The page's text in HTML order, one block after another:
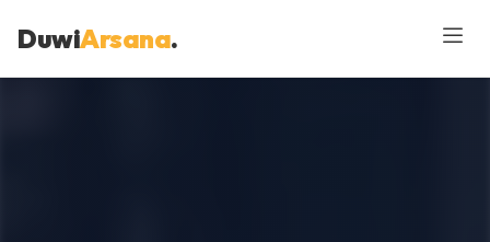
DuwiArsana.